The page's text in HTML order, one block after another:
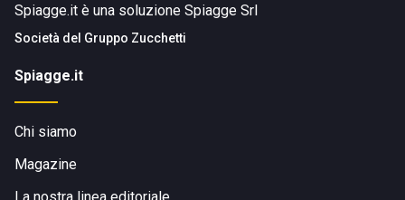
Spiagge.it è una soluzione Spiagge Srl
Società del Gruppo Zucchetti
Spiagge.it
Chi siamo
Magazine